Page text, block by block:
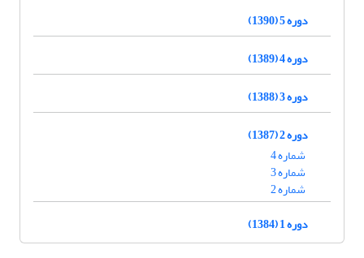
دوره 5 (1390)
دوره 4 (1389)
دوره 3 (1388)
دوره 2 (1387)
شماره 4
شماره 3
شماره 2
دوره 1 (1384)